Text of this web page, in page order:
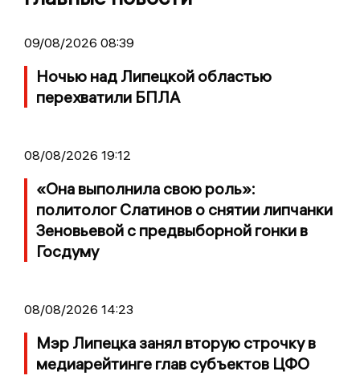
09/08/2026 08:39
Ночью над Липецкой областью
перехватили БПЛА
08/08/2026 19:12
«Она выполнила свою роль»:
политолог Слатинов о снятии липчанки
Зеновьевой с предвыборной гонки в
Госдуму
08/08/2026 14:23
Мэр Липецка занял вторую строчку в
медиарейтинге глав субъектов ЦФО